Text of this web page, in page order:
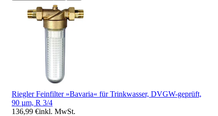
Riegler Feinfilter »Bavaria« für Trinkwasser, DVGW-geprüft,
90 µm, R 3/4
136,99 €inkl. MwSt.